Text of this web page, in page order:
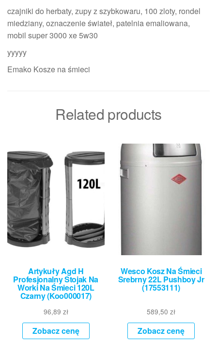
czajniki do herbaty, zupy z szybkowaru, 100 zloty, rondel
miedziany, oznaczenie świateł, patelnia emaliowana,
mobil super 3000 xe 5w30
yyyyy
Emako Kosze na śmieci
Related products
Artykuły Agd H
Profesjonalny Stojak Na
Worki Na Śmieci 120L
Czarny (Koo000017)
96,89 zł
Zobacz cenę
Wesco Kosz Na Śmieci
Srebrny 22L Pushboy Jr
(17553111)
589,50zł
Zobacz cenę